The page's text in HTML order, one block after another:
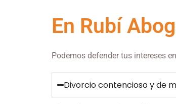
En Rubí
Podemos defender tus intereses
Divorcio contencioso y de